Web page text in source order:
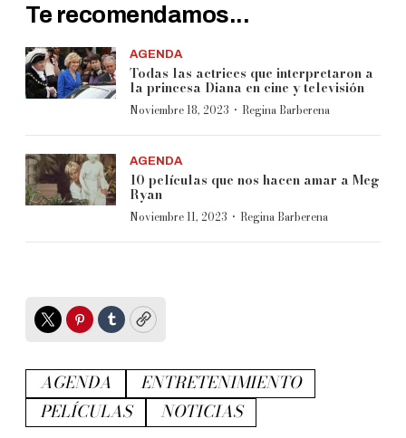
Te recomendamos...
AGENDA
Todas las actrices que interpretaron a
la princesa Diana en cine y televisión
Noviembre 18, 2023 · Regina Barberena
AGENDA
10 películas que nos hacen amar a Meg
Ryan
Noviembre 11, 2023 · Regina Barberena
TwitterPinterest
TumblrCopy
AGENDA
ENTRETENIMIENTO
PELÍCULAS
NOTICIAS